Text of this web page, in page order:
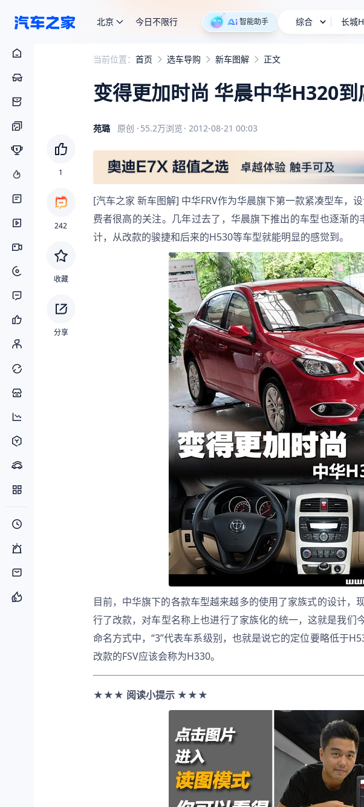
北京 今日不限行 智能助手 综合
长城
1
242
收藏
分享
当前位置： 首页 选车导购 新车图解 正文
变得更加时尚 华晨中华H320到
苑璐 原创 · 55.2万浏览 · 2012-08-21 00:03
[汽车之家 新车图解] 中华FRV作为华晨旗下第一款紧凑型车，
费者很高的关注。几年过去了，华晨旗下推出的车型也逐渐
计，从改款的骏捷和后来的H530等车型就能明显的感觉到。
目前，中华旗下的各款车型越来越多的使用了家族式的设计，
行了改款，对车型名称上也进行了家族化的统一，这就是我们
命名方式中，“3”代表车系级别，也就是说它的定位要略低于
改款的FSV应该会称为H330。
★★★ 阅读小提示 ★★★